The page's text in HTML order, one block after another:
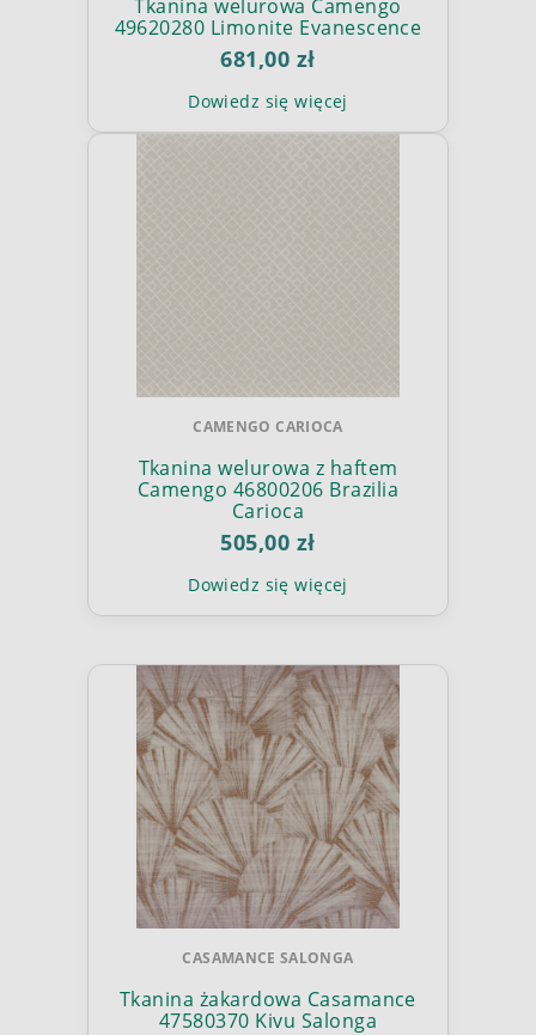
Tkanina welurowa Camengo
49620280 Limonite Evanescence
681,00 zł
Dowiedz się więcej
CAMENGO CARIOCA
Tkanina welurowa z haftem
Camengo 46800206 Brazilia
Carioca
505,00 zł
Dowiedz się więcej
CASAMANCE SALONGA
Tkanina żakardowa Casamance
47580370 Kivu Salonga